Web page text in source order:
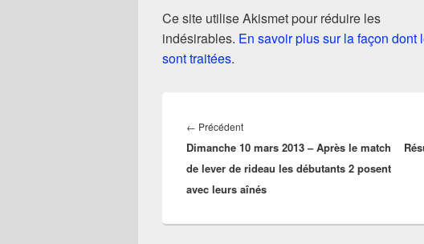
Ce site utilise Akismet pour réduire les
indésirables. En savoir plus sur la façon
sont traitées.
de
l’article
← PrécédentArticle
précédent :
Dimanche 10 mars 2013 – Après le match
de lever de rideau les débutants 2 posent
avec leurs aînés